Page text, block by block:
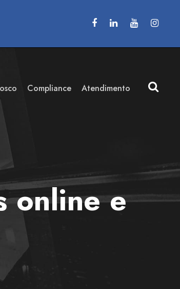
Compliance Atendimento
online e